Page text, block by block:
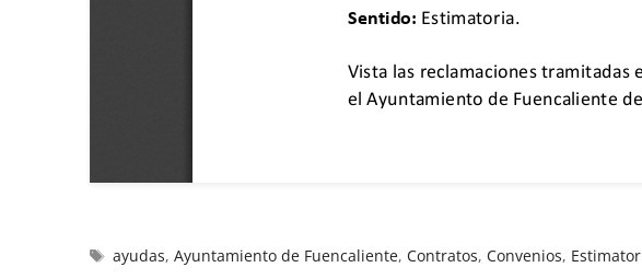
ayudas,Ayuntamiento de Fuencaliente,Contratos,Convenios,